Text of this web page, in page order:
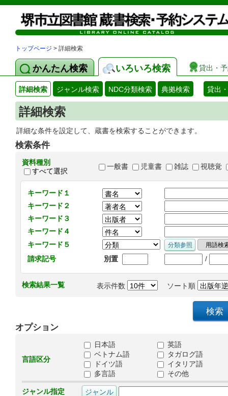
トップページ > 詳細検索
かんたん検索 いろいろ検索 貸出・
詳細検索 ジャンル検索 NDC分類検索 典拠検索 貸出
詳細検索
詳細な条件を設定して、蔵書を検索することができます。
検索条件
資料種別
すべて選択
一般書 児童書 雑誌 視聴覚
キーワード１
キーワード２
キーワード３
キーワード４
キーワード５
請求記号
別置 /
検索結果一覧 表示件数 ソート順
オプション
言語区分
日本語
英語
ベトナム語
タガログ語
ドイツ語
イタリア語
多言語
その他
ジャンル指定